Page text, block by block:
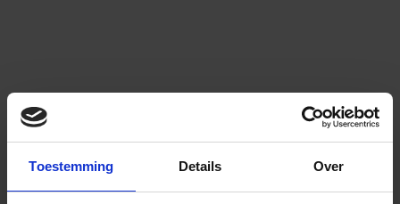
Toestemming Details Over